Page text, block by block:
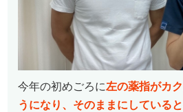
今年の初めごろに左の薬指がカ
うになり、そのままにしている